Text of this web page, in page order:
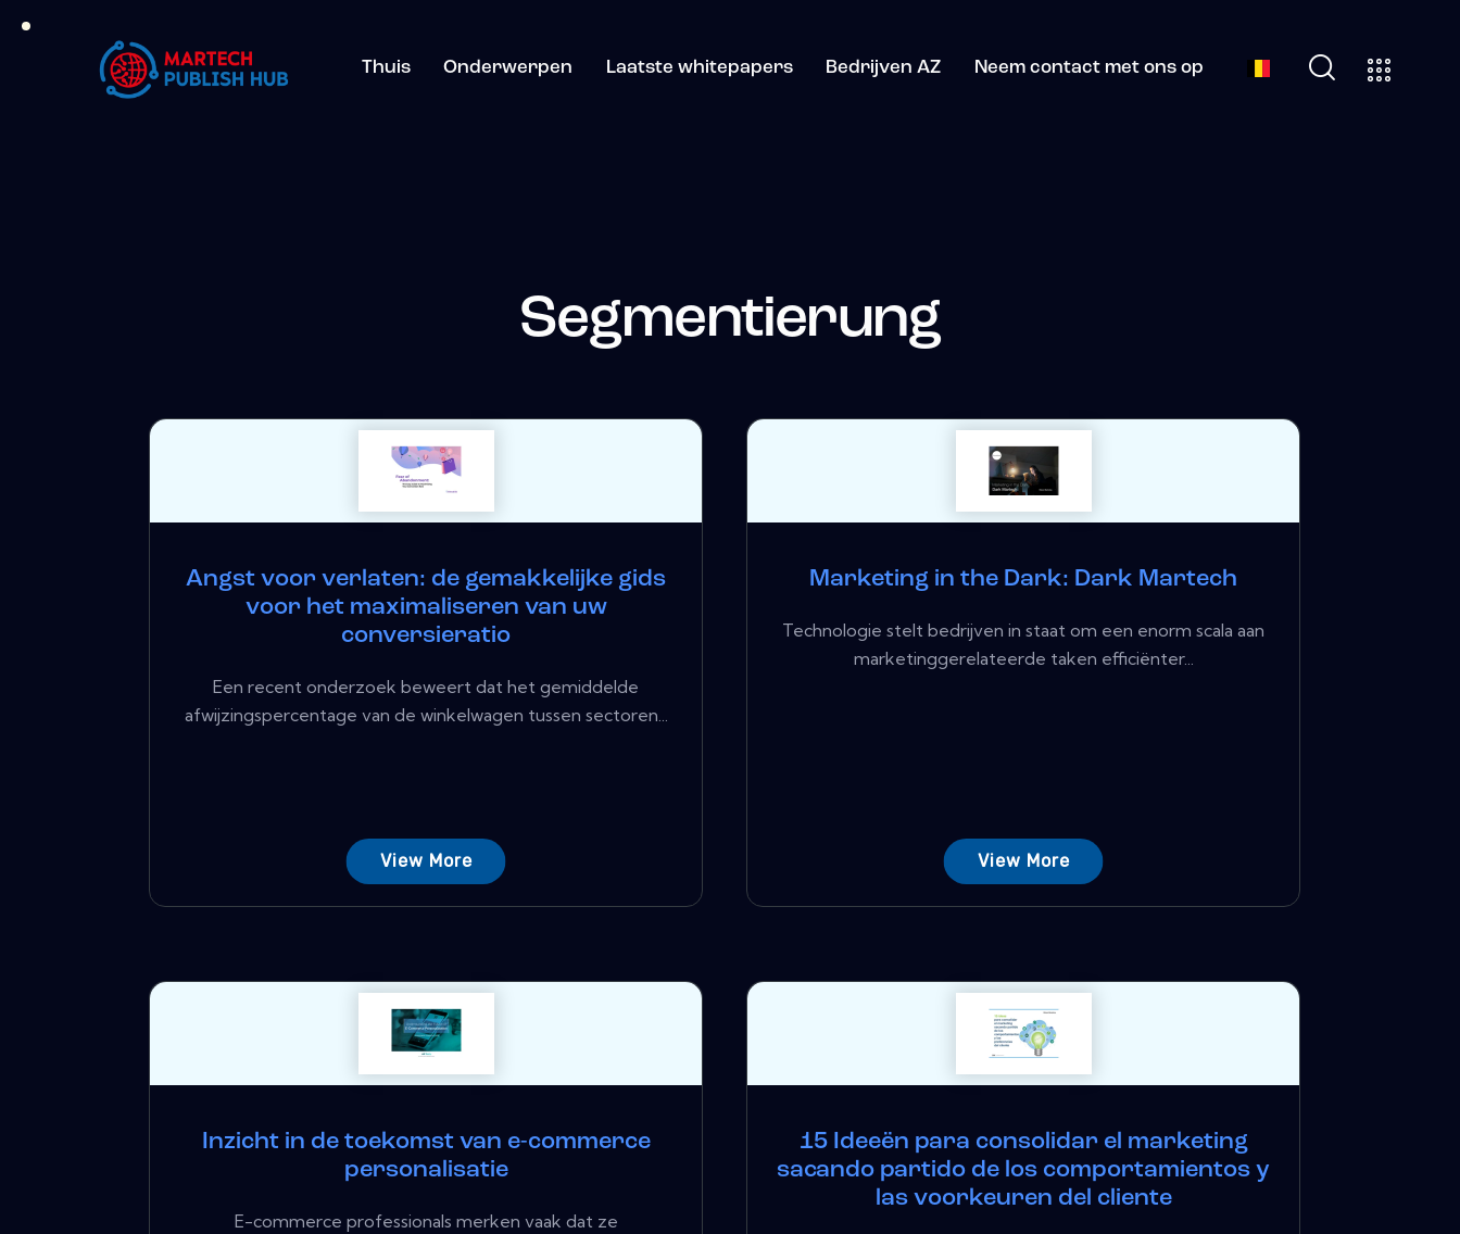
Thuis Onderwerpen Laatste whitepapers Bedrijven AZ Neem contact met ons op
Segmentierung
Angst voor verlaten: de gemakkelijke gids
voor het maximaliseren van uw
conversieratio
Een recent onderzoek beweert dat het gemiddelde
afwijzingspercentage van de winkelwagen tussen sectoren...
View More
Marketing in the Dark: Dark Martech
Technologie stelt bedrijven in staat om een ​​enorm scala aan
marketinggerelateerde taken efficiënter...
View More
Inzicht in de toekomst van e-commerce
personalisatie
E-commerce professionals merken vaak dat ze
15 Ideeën para consolidar el marketing
sacando partido de los comportamientos y
las voorkeuren del cliente